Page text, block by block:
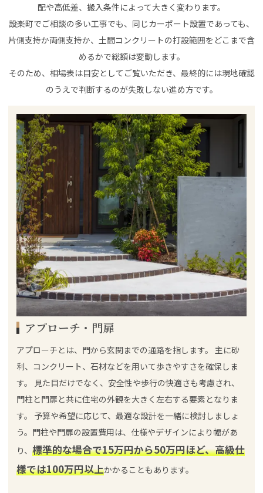
配や高低差、搬入条件によって大きく変わります。
設楽町でご相談の多い工事でも、同じカーポート設置であっても、
片側支持か両側支持か、土間コンクリートの打設範囲をどこまで含
めるかで総額は変動します。
そのため、相場表は目安としてご覧いただき、最終的には現地確認
のうえで判断するのが失敗しない進め方です。
アプローチ・門扉
アプローチとは、門から玄関までの通路を指します。 主に砂
利、コンクリート、石材などを用いて歩きやすさを確保しま
す。 見た目だけでなく、安全性や歩行の快適さも考慮され、
門柱と門扉と共に住宅の外観を大きく左右する要素となりま
す。 予算や希望に応じて、最適な設計を一緒に検討しましょ
う。門柱や門扉の設置費用は、仕様やデザインにより幅があ
り、 標準的な場合で15万円から50万円ほど、高級仕
様では100万円以上かかることもあります。